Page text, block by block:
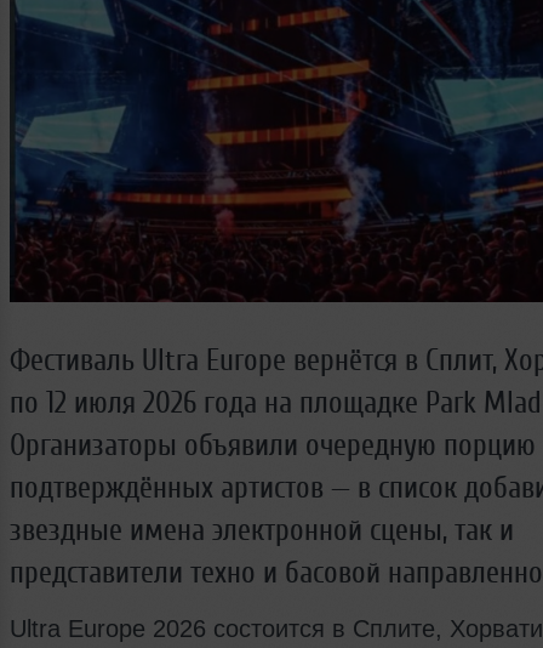
Фестиваль Ultra Europe вернётся в Сплит,
по 12 июля 2026 года на площадке Park
Организаторы объявили очередную порцию
подтверждённых артистов — в список
звездные имена электронной сцены, так и
представители техно и басовой
Ultra Europe 2026 состоится в Сплите,